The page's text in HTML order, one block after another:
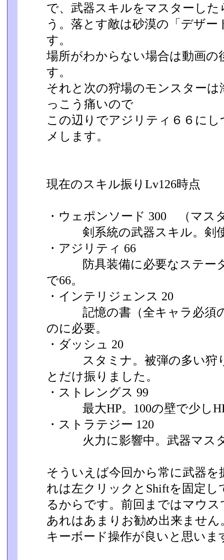
で、武器スキルをマスターし
う。落とす敵は砂漠の「デザ
す。
場所がわからない場合は動画の
す。
それと次の狩場のモンスター
っこう痛いので
この辺りでアジリティ６６に
メします。
現在のスキル振りLv126時点
・ウェポンソード 300 （マス
剣系統の武器スキル。剣使
・アジリティ 66
防具装備に必要なステータ
で66。
・インテリジェンス 20
記憶の書（全キャラ必須の
のに必要。
・ダッシュ 20
スタミナ。被弾の多い狩り
とだけ振りました。
・ストレングス 99
最大HP。100の壁で少しHP
・ストラテジー 120
火力に影響中。武器マスタ
そういえば今回から常に武器
れは左クリックとShiftを固定­
るからです。前回まではマウ
あれはあま­りお勧め出来ませ
キーボード操作が良いと思いま